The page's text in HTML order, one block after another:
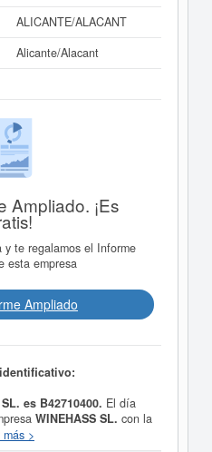
ALICANTE/ALACANT
Alicante/Alacant
Ampliado. ¡Es
te regalamos el Informe
esta empresa
Ampliado
es B42710400. El día
WINEHASS SL. con la
y exportación, así como la
más >